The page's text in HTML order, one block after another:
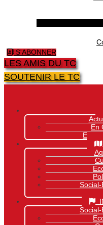
S'ABONNER
LES AMIS DU TC
SOUTENIR LE TC
En